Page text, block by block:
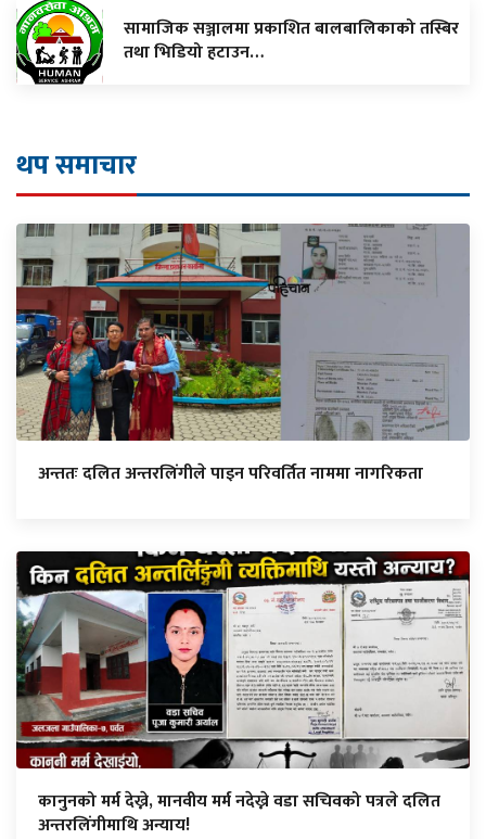
सामाजिक सञ्जालमा प्रकाशित बालबालिकाको तस्बिर
तथा भिडियो हटाउन…
थप समाचार
अन्ततः दलित अन्तरलिंगीले पाइन परिवर्तित नाममा नागरिकता
कानुनको मर्म देख्ने, मानवीय मर्म नदेख्ने वडा सचिवको पत्रले दलित
अन्तरलिंगीमाथि अन्याय!